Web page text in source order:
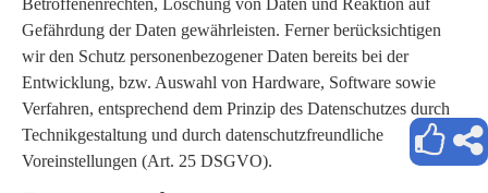
Betroffenenrechten, Löschung von Daten und Reaktion auf
Gefährdung der Daten gewährleisten. Ferner berücksichtigen
wir den Schutz personenbezogener Daten bereits bei der
Entwicklung, bzw. Auswahl von Hardware, Software sowie
Verfahren, entsprechend dem Prinzip des Datenschutzes durch
Technikgestaltung und durch datenschutzfreundliche
Voreinstellungen (Art. 25 DSGVO).